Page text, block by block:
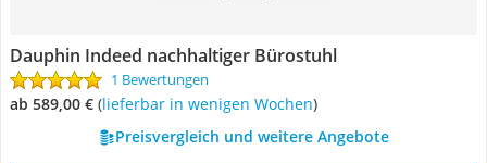
Dauphin Indeed nachhaltiger Bürostuhl
1 Bewertungen
ab 589,00 € ( Lieferbar in wenigen Wochen)
Preisvergleich und weitere Angebote